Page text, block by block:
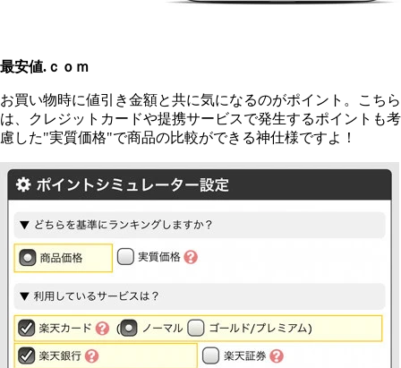
最安値.ｃｏｍ
お買い物時に値引き金額と共に気になるのがポイント。こちら
は、クレジットカードや提携サービスで発生するポイントも考
慮した"実質価格"で商品の比較ができる神仕様ですよ！